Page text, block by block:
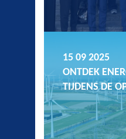
15 09 2025
ONTDEK
TIJDENS DE